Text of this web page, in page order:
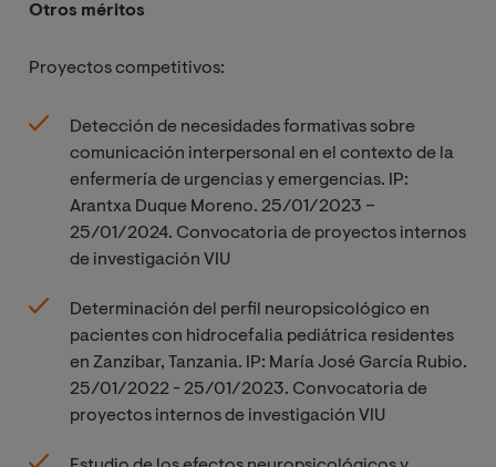
Otros méritos
Proyectos competitivos:
Detección de necesidades formativas sobre
comunicación interpersonal en el contexto de la
enfermería de urgencias y emergencias. IP:
Arantxa Duque Moreno. 25/01/2023 –
25/01/2024. Convocatoria de proyectos internos
de investigación VIU
Determinación del perfil neuropsicológico en
pacientes con hidrocefalia pediátrica residentes
en Zanzibar, Tanzania. IP: María José García Rubio.
25/01/2022 - 25/01/2023. Convocatoria de
proyectos internos de investigación VIU